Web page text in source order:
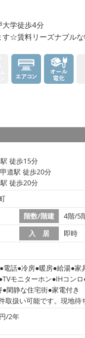
大学徒歩4分
す☆賃料リーズナブル
徒歩15分
道駅 徒歩20分
徒歩20分
階数/階建 4階/5
入 居 即時
電話 冷房 暖房 給湯 家
TVモニターホン IHコンロ
閑静な住宅街 家電付き
取扱い可能です。現地待
/2年